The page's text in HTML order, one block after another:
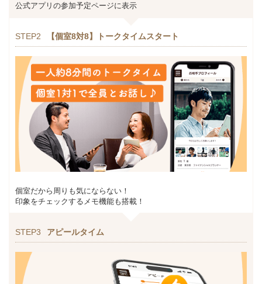
公式アプリの参加予定ページに表示
STEP2 【個室8対8】トークタイムスタート
個室だから周りも気にならない！
印象をチェックするメモ機能も搭載！
STEP3 アピールタイム